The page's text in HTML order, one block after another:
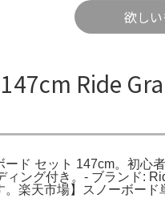
欲し
Ride
ド セット 147cm。初心
ング付き。- ブランド:
楽天市場】スノーボー